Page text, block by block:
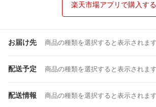
楽天市場アプリで購入する
お届け先 商品の種類を選択すると表示されます
配送予定 商品の種類を選択すると表示されます
配送情報 商品の種類を選択すると表示されます